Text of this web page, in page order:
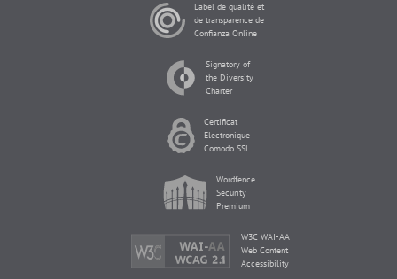
Label de qualité et
de transparence de
Confianza Online
Signatory of
the Diversity
Charter
Certificat
Electronique
Comodo SSL
Wordfence
Security
Premium
W3C WAI-AA
Web Content
Accessibility